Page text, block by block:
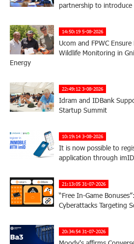
partnership to
14:50:19 5-08-2026
Ucom and FPWC
Wildlife Monitoring in
Energy
22:49:12 3-08-2026
Idram and IDBank
Startup Summit
10:19:14 3-08-2026
It is now possible to
application through
21:13:05 31-07-2026
“Free In-Game
Cyberattacks Targeting
20:34:54 31-07-2026